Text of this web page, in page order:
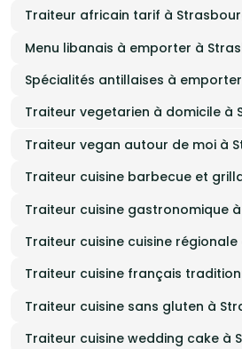
Traiteur africain tarif à
Menu libanais à emporter à
Spécialités antillaises à
Traiteur vegetarien à domicile à
Traiteur vegan autour de moi à
Traiteur cuisine barbecue et
Traiteur cuisine gastronomique
Traiteur cuisine cuisine
Traiteur cuisine français
Traiteur cuisine sans gluten à
Traiteur cuisine wedding cake à